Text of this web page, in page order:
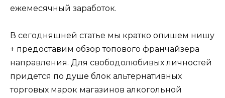
ежемесячный заработок.
В сегодняшней статье мы кратко опишем нишу
+ предоставим обзор топового франчайзера
направления. Для свободолюбивых личностей
придется по душе блок альтернативных
торговых марок магазинов алкогольной